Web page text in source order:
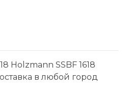
Holzmann SSBF 1618
в любой город